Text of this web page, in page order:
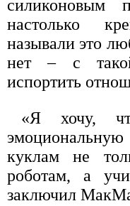
силиконовым
настолько
называли это
нет – с
испортить
«Я хочу,
куклам не
роботам, а
заключил